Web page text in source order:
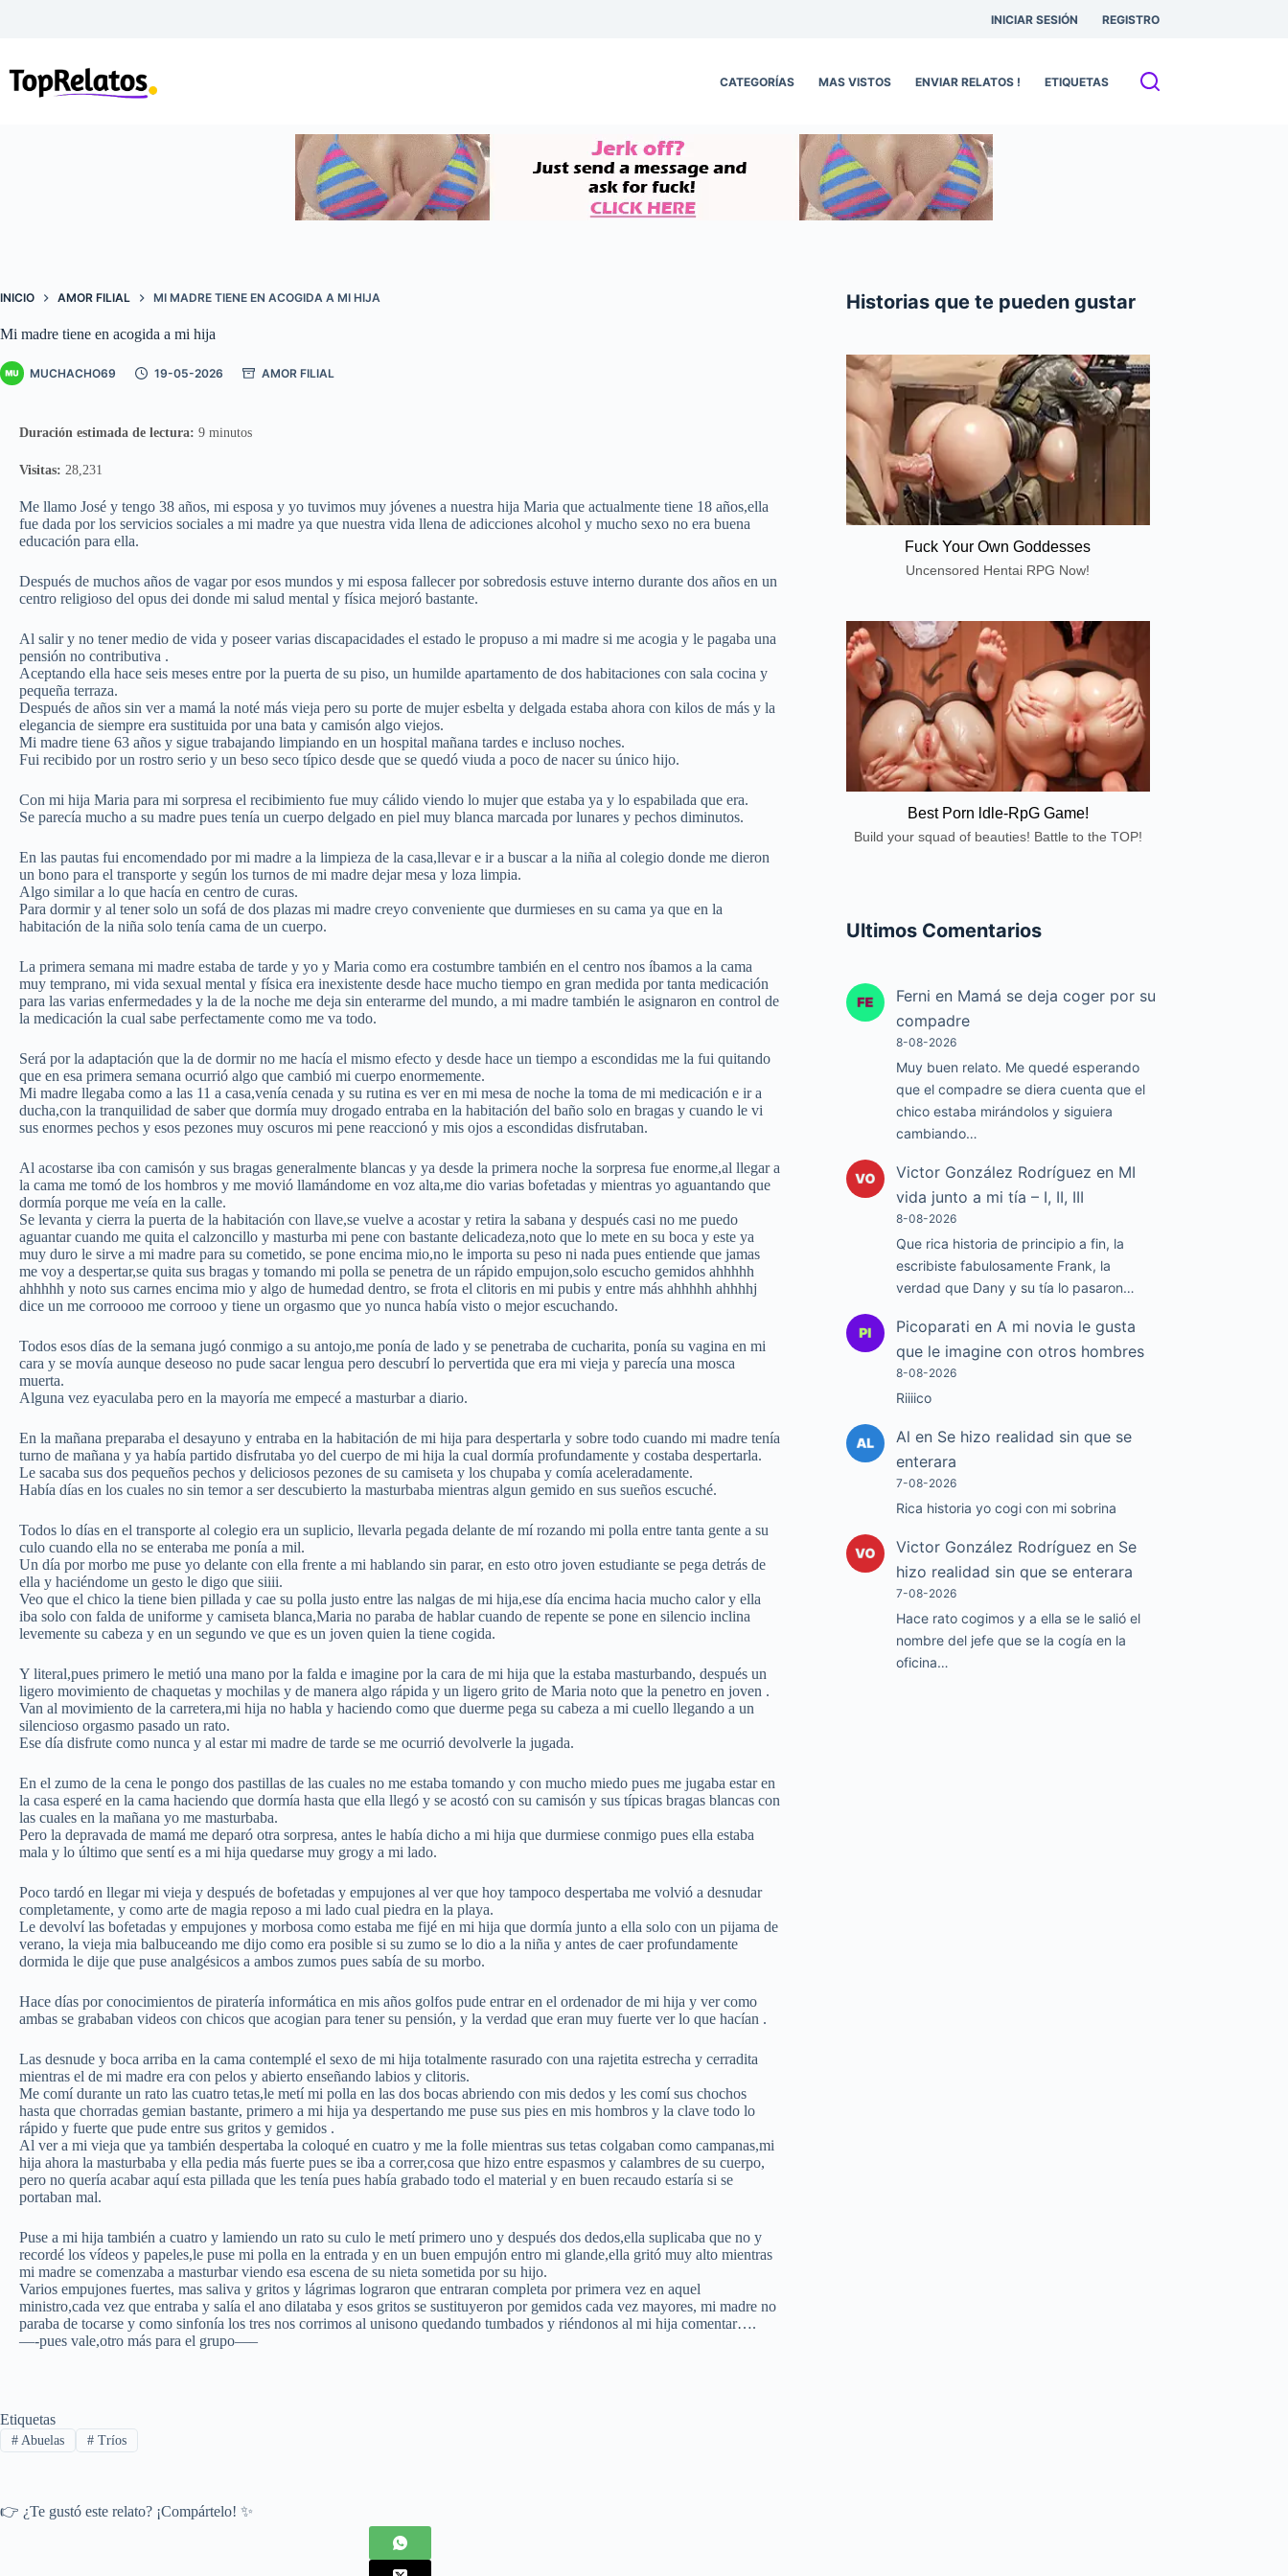
INICIAR SESIÓN REGISTRO
CATEGORÍAS MAS VISTOS ENVIAR RELATOS ! ETIQUETAS
INICIO AMOR FILIAL MI MADRE TIENE EN ACOGIDA A MI HIJA
Mi madre tiene en acogida a mi hija
MUCHACHO69 19-05-2026 AMOR FILIAL
Duración estimada de lectura: 9 minutos
Visitas: 28,231
Me llamo José y tengo 38 años, mi esposa y yo tuvimos muy jóvenes a nuestra hija Maria que actualmente tiene 18 años,ella
fue dada por los servicios sociales a mi madre ya que nuestra vida llena de adicciones alcohol y mucho sexo no era buena
educación para ella.
Después de muchos años de vagar por esos mundos y mi esposa fallecer por sobredosis estuve interno durante dos años en un
centro religioso del opus dei donde mi salud mental y física mejoró bastante.
Al salir y no tener medio de vida y poseer varias discapacidades el estado le propuso a mi madre si me acogia y le pagaba una
pensión no contributiva .
Aceptando ella hace seis meses entre por la puerta de su piso, un humilde apartamento de dos habitaciones con sala cocina y
pequeña terraza.
Después de años sin ver a mamá la noté más vieja pero su porte de mujer esbelta y delgada estaba ahora con kilos de más y la
elegancia de siempre era sustituida por una bata y camisón algo viejos.
Mi madre tiene 63 años y sigue trabajando limpiando en un hospital mañana tardes e incluso noches.
Fui recibido por un rostro serio y un beso seco típico desde que se quedó viuda a poco de nacer su único hijo.
Con mi hija Maria para mi sorpresa el recibimiento fue muy cálido viendo lo mujer que estaba ya y lo espabilada que era.
Se parecía mucho a su madre pues tenía un cuerpo delgado en piel muy blanca marcada por lunares y pechos diminutos.
En las pautas fui encomendado por mi madre a la limpieza de la casa,llevar e ir a buscar a la niña al colegio donde me dieron
un bono para el transporte y según los turnos de mi madre dejar mesa y loza limpia.
Algo similar a lo que hacía en centro de curas.
Para dormir y al tener solo un sofá de dos plazas mi madre creyo conveniente que durmieses en su cama ya que en la
habitación de la niña solo tenía cama de un cuerpo.
La primera semana mi madre estaba de tarde y yo y Maria como era costumbre también en el centro nos íbamos a la cama
muy temprano, mi vida sexual mental y física era inexistente desde hace mucho tiempo en gran medida por tanta medicación
para las varias enfermedades y la de la noche me deja sin enterarme del mundo, a mi madre también le asignaron en control de
la medicación la cual sabe perfectamente como me va todo.
Será por la adaptación que la de dormir no me hacía el mismo efecto y desde hace un tiempo a escondidas me la fui quitando
que en esa primera semana ocurrió algo que cambió mi cuerpo enormemente.
Mi madre llegaba como a las 11 a casa,venía cenada y su rutina es ver en mi mesa de noche la toma de mi medicación e ir a
ducha,con la tranquilidad de saber que dormía muy drogado entraba en la habitación del baño solo en bragas y cuando le vi
sus enormes pechos y esos pezones muy oscuros mi pene reaccionó y mis ojos a escondidas disfrutaban.
Al acostarse iba con camisón y sus bragas generalmente blancas y ya desde la primera noche la sorpresa fue enorme,al llegar a
la cama me tomó de los hombros y me movió llamándome en voz alta,me dio varias bofetadas y mientras yo aguantando que
dormía porque me veía en la calle.
Se levanta y cierra la puerta de la habitación con llave,se vuelve a acostar y retira la sabana y después casi no me puedo
aguantar cuando me quita el calzoncillo y masturba mi pene con bastante delicadeza,noto que lo mete en su boca y este ya
muy duro le sirve a mi madre para su cometido, se pone encima mio,no le importa su peso ni nada pues entiende que jamas
me voy a despertar,se quita sus bragas y tomando mi polla se penetra de un rápido empujon,solo escucho gemidos ahhhhh
ahhhhh y noto sus carnes encima mio y algo de humedad dentro, se frota el clitoris en mi pubis y entre más ahhhhh ahhhhj
dice un me corroooo me corrooo y tiene un orgasmo que yo nunca había visto o mejor escuchando.
Todos esos días de la semana jugó conmigo a su antojo,me ponía de lado y se penetraba de cucharita, ponía su vagina en mi
cara y se movía aunque deseoso no pude sacar lengua pero descubrí lo pervertida que era mi vieja y parecía una mosca
muerta.
Alguna vez eyaculaba pero en la mayoría me empecé a masturbar a diario.
En la mañana preparaba el desayuno y entraba en la habitación de mi hija para despertarla y sobre todo cuando mi madre tenía
turno de mañana y ya había partido disfrutaba yo del cuerpo de mi hija la cual dormía profundamente y costaba despertarla.
Le sacaba sus dos pequeños pechos y deliciosos pezones de su camiseta y los chupaba y comía aceleradamente.
Había días en los cuales no sin temor a ser descubierto la masturbaba mientras algun gemido en sus sueños escuché.
Todos lo días en el transporte al colegio era un suplicio, llevarla pegada delante de mí rozando mi polla entre tanta gente a su
culo cuando ella no se enteraba me ponía a mil.
Un día por morbo me puse yo delante con ella frente a mi hablando sin parar, en esto otro joven estudiante se pega detrás de
ella y haciéndome un gesto le digo que siiii.
Veo que el chico la tiene bien pillada y cae su polla justo entre las nalgas de mi hija,ese día encima hacia mucho calor y ella
iba solo con falda de uniforme y camiseta blanca,Maria no paraba de hablar cuando de repente se pone en silencio inclina
levemente su cabeza y en un segundo ve que es un joven quien la tiene cogida.
Y literal,pues primero le metió una mano por la falda e imagine por la cara de mi hija que la estaba masturbando, después un
ligero movimiento de chaquetas y mochilas y de manera algo rápida y un ligero grito de Maria noto que la penetro en joven .
Van al movimiento de la carretera,mi hija no habla y haciendo como que duerme pega su cabeza a mi cuello llegando a un
silencioso orgasmo pasado un rato.
Ese día disfrute como nunca y al estar mi madre de tarde se me ocurrió devolverle la jugada.
En el zumo de la cena le pongo dos pastillas de las cuales no me estaba tomando y con mucho miedo pues me jugaba estar en
la casa esperé en la cama haciendo que dormía hasta que ella llegó y se acostó con su camisón y sus típicas bragas blancas con
las cuales en la mañana yo me masturbaba.
Pero la depravada de mamá me deparó otra sorpresa, antes le había dicho a mi hija que durmiese conmigo pues ella estaba
mala y lo último que sentí es a mi hija quedarse muy grogy a mi lado.
Poco tardó en llegar mi vieja y después de bofetadas y empujones al ver que hoy tampoco despertaba me volvió a desnudar
completamente, y como arte de magia reposo a mi lado cual piedra en la playa.
Le devolví las bofetadas y empujones y morbosa como estaba me fijé en mi hija que dormía junto a ella solo con un pijama de
verano, la vieja mia balbuceando me dijo como era posible si su zumo se lo dio a la niña y antes de caer profundamente
dormida le dije que puse analgésicos a ambos zumos pues sabía de su morbo.
Hace días por conocimientos de piratería informática en mis años golfos pude entrar en el ordenador de mi hija y ver como
ambas se grababan videos con chicos que acogian para tener su pensión, y la verdad que eran muy fuerte ver lo que hacían .
Las desnude y boca arriba en la cama contemplé el sexo de mi hija totalmente rasurado con una rajetita estrecha y cerradita
mientras el de mi madre era con pelos y abierto enseñando labios y clitoris.
Me comí durante un rato las cuatro tetas,le metí mi polla en las dos bocas abriendo con mis dedos y les comí sus chochos
hasta que chorradas gemian bastante, primero a mi hija ya despertando me puse sus pies en mis hombros y la clave todo lo
rápido y fuerte que pude entre sus gritos y gemidos .
Al ver a mi vieja que ya también despertaba la coloqué en cuatro y me la folle mientras sus tetas colgaban como campanas,mi
hija ahora la masturbaba y ella pedia más fuerte pues se iba a correr,cosa que hizo entre espasmos y calambres de su cuerpo,
pero no quería acabar aquí esta pillada que les tenía pues había grabado todo el material y en buen recaudo estaría si se
portaban mal.
Puse a mi hija también a cuatro y lamiendo un rato su culo le metí primero uno y después dos dedos,ella suplicaba que no y
recordé los vídeos y papeles,le puse mi polla en la entrada y en un buen empujón entro mi glande,ella gritó muy alto mientras
mi madre se comenzaba a masturbar viendo esa escena de su nieta sometida por su hijo.
Varios empujones fuertes, mas saliva y gritos y lágrimas lograron que entraran completa por primera vez en aquel
ministro,cada vez que entraba y salía el ano dilataba y esos gritos se sustituyeron por gemidos cada vez mayores, mi madre no
paraba de tocarse y como sinfonía los tres nos corrimos al unisono quedando tumbados y riéndonos al mi hija comentar….
—-pues vale,otro más para el grupo—–
Etiquetas
#Abuelas #Tríos
👉 ¿Te gustó este relato? ¡Compártelo! ✨
Historias que te pueden gustar
Fuck Your Own Goddesses
Uncensored Hentai RPG Now!
Best Porn ldle-RpG Game!
Build your squad of beauties! Battle to the TOP!
Ultimos Comentarios
Ferni en Mamá se deja coger por su
compadre
8-08-2026
Muy buen relato. Me quedé esperando
que el compadre se diera cuenta que el
chico estaba mirándolos y siguiera
cambiando…
Victor González Rodríguez en MI
vida junto a mi tía – I, II, III
8-08-2026
Que rica historia de principio a fin, la
escribiste fabulosamente Frank, la
verdad que Dany y su tía lo pasaron…
Picoparati enA mi novia le gusta
que le imagine con otros hombres
8-08-2026
Riiiico
Al en Se hizo realidad sin que se
enterara
7-08-2026
Rica historia yo cogi con mi sobrina
Victor González Rodríguez en Se
hizo realidad sin que se enterara
7-08-2026
Hace rato cogimos y a ella se le salió el
nombre del jefe que se la cogía en la
oficina…